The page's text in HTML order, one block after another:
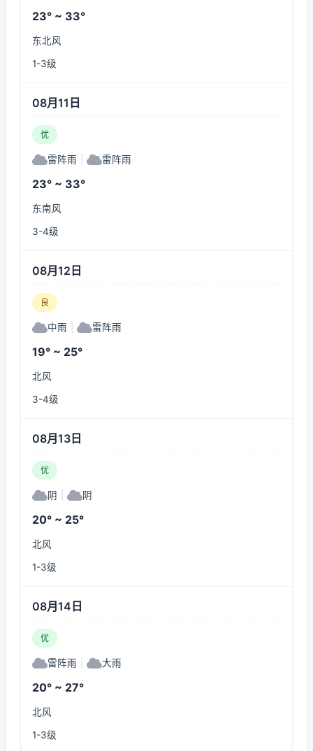
23° ~ 33°
东北风
1-3级
08月11日
优
雷阵雨 雷阵雨
23° ~ 33°
东南风
3-4级
08月12日
良
中雨 雷阵雨
19° ~ 25°
北风
3-4级
08月13日
优
阴 阴
20° ~ 25°
北风
1-3级
08月14日
优
雷阵雨 大雨
20° ~ 27°
北风
1-3级